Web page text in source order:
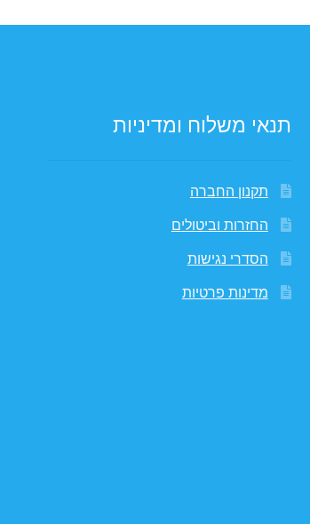
תנאי משלוח ומדיניות
תקנון החברה
החזרות וביטולים
הסדרי נגישות
מדינות פרטיות